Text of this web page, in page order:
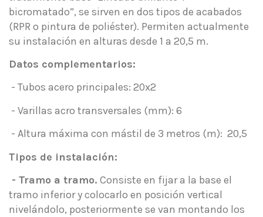
bicromatado”, se sirven en dos tipos de acabados
(RPR o pintura de poliéster). Permiten actualmente
su instalación en alturas desde 1 a 20,5 m.
Datos complementarios:
- Tubos acero principales: 20x2
- Varillas acro transversales (mm): 6
- Altura máxima con mástil de 3 metros (m): 20,5
Tipos de instalación:
- Tramo a tramo. Consiste en fijar a la base el
tramo inferior y colocarlo en posición vertical
nivelándolo, posteriormente se van montando los